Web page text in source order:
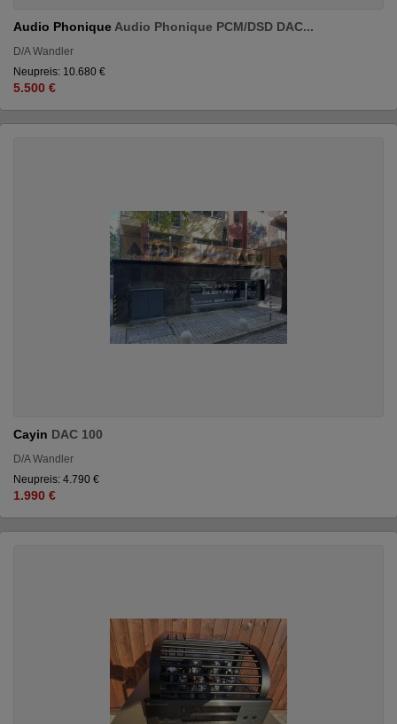
Audio Phonique Audio Phonique PCM/DSD DAC...
D/A Wandler
Neupreis: 10.680 €
5.500 €
Cayin DAC 100
D/A Wandler
Neupreis: 4.790 €
1.990 €